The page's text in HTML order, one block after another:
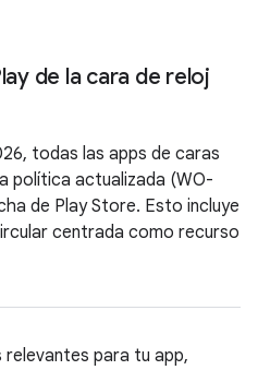
de la cara de reloj
todas las apps de caras
política actualizada (WO-
de Play Store. Esto incluye
centrada como recurso
para tu app,